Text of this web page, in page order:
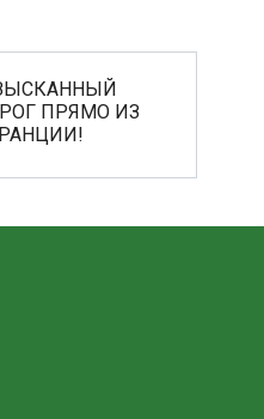
ПРЯМО ИЗ